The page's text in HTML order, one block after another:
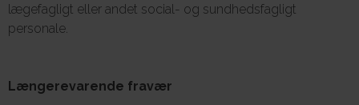
lægefagligt eller andet social- og sundhedsfagligt
personale.
Længerevarende fravær